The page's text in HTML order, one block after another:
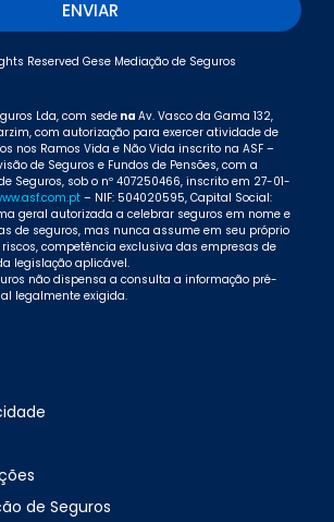
ENVIAR
Reserved Gese Mediação de Seguros
Lda, com sede na Av. Vasco da Gama 132,
com autorização para exercer atividade de
nos Ramos Vida e Não Vida inscrito na ASF –
de Seguros e Fundos de Pensões, com a
Seguros, sob o nº 407250466, inscrito em 27-01-
– NIF: 504020595, Capital Social:
geral autorizada a celebrar seguros em nome e
de seguros, mas nunca assume em seu próprio
competência exclusiva das empresas de
legislação aplicável.
não dispensa a consulta a informação pré-
legalmente exigida.
de Seguros